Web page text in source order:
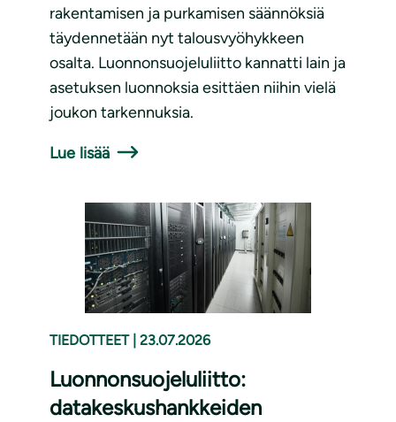
rakentamisen ja purkamisen säännöksiä
täydennetään nyt talousvyöhykkeen
osalta. Luonnonsuojeluliitto kannatti lain ja
asetuksen luonnoksia esittäen niihin vielä
joukon tarkennuksia.
Lue lisää
TIEDOTTEET 23.07.2026
Luonnonsuojeluliitto:
datakeskushankkeiden